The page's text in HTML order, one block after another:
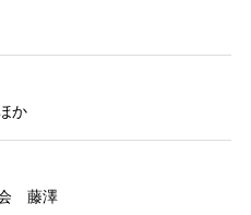
か
会 藤澤